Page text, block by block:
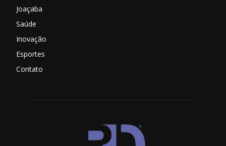
Joaçaba
Saúde
Inovação
Esportes
Contato